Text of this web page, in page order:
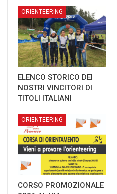
ORIENTEERING
ELENCO STORICO DEI
NOSTRI VINCITORI DI
TITOLI ITALIANI
ORIENTEERING
CORSO PROMOZIONALE